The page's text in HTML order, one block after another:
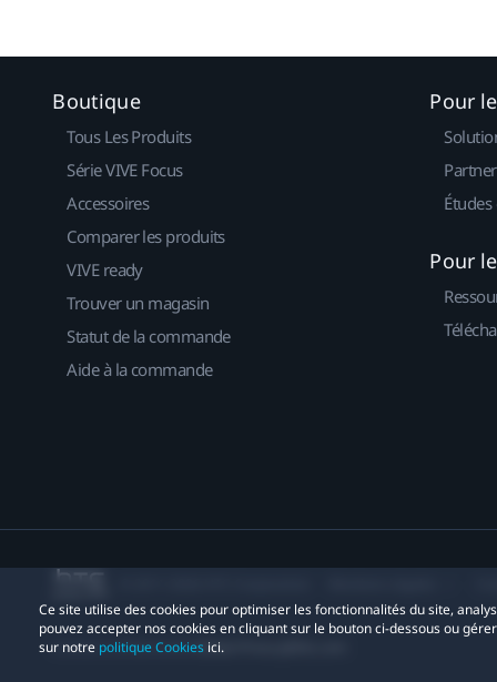
Ce site utilise des cookies pour optimiser les fonctionnalités du site,
pouvez accepter nos cookies en cliquant sur le bouton ci-dessous ou
sur notre politique Cookies ici.
Boutique
Tous Les Produits
Série VIVE Focus
Accessoires
Comparer les produits
VIVE ready
Trouver un magasin
Statut de la commande
Aide à la commande
Pour
Études
Pour
Contact confidentialité:Global-Privacy@htc.com